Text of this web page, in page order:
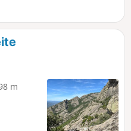
gibt es mehrere
aus der Vergangenheit
von Delbourg, bevor
an dem früher Kastanien
m